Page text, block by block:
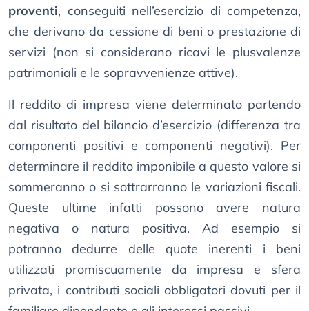
proventi, conseguiti nell’esercizio di competenza,
che derivano da cessione di beni o prestazione di
servizi (non si considerano ricavi le plusvalenze
patrimoniali e le sopravvenienze attive).
Il reddito di impresa viene determinato partendo
dal risultato del bilancio d’esercizio (differenza tra
componenti positivi e componenti negativi). Per
determinare il reddito imponibile a questo valore si
sommeranno o si sottrarranno le variazioni fiscali.
Queste ultime infatti possono avere natura
negativa o natura positiva. Ad esempio si
potranno dedurre delle quote inerenti i beni
utilizzati promiscuamente da impresa e sfera
privata, i contributi sociali obbligatori dovuti per il